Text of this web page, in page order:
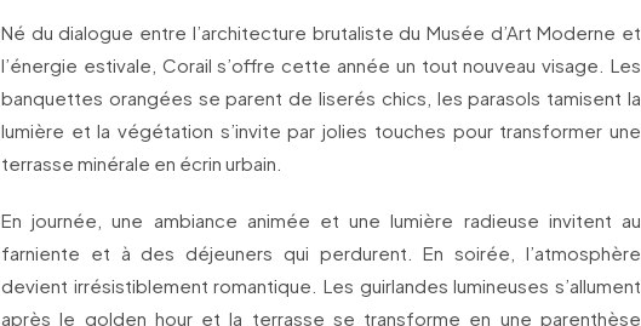
Né du dialogue entre l’architecture brutaliste du Musée d’Art Moderne et
l’énergie estivale, Corail s’offre cette année un tout nouveau visage. Les
banquettes orangées se parent de liserés chics, les parasols tamisent la
lumière et la végétation s’invite par jolies touches pour transformer une
terrasse minérale en écrin urbain.
En journée, une ambiance animée et une lumière radieuse invitent au
farniente et à des déjeuners qui perdurent. En soirée, l’atmosphère
devient irrésistiblement romantique. Les guirlandes lumineuses s’allument
après le golden hour et la terrasse se transforme en une parenthèse